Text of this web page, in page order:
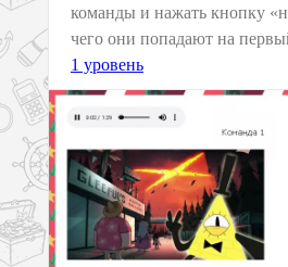
команды и нажать кнопку
чего они попадают на
1 уровень